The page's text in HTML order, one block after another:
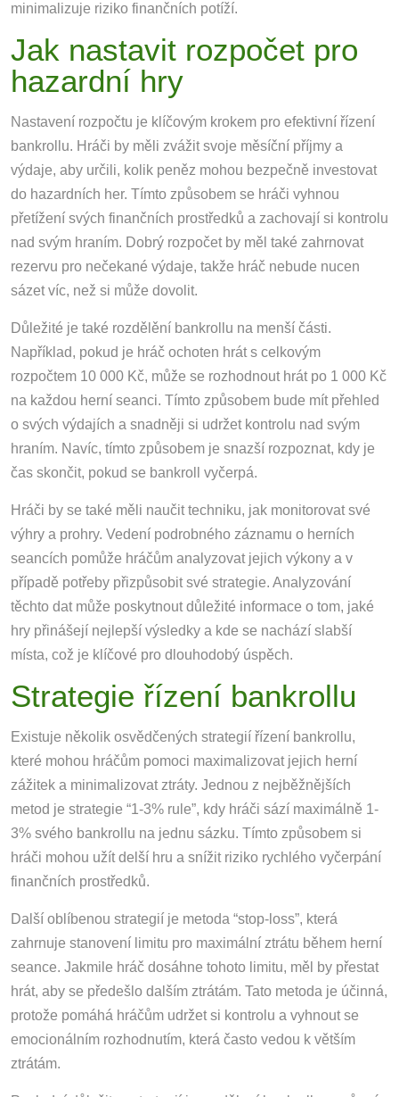
minimalizuje riziko finančních potíží.
Jak nastavit rozpočet pro
hazardní hry
Nastavení rozpočtu je klíčovým krokem pro efektivní řízení
bankrollu. Hráči by měli zvážit svoje měsíční příjmy a
výdaje, aby určili, kolik peněz mohou bezpečně investovat
do hazardních her. Tímto způsobem se hráči vyhnou
přetížení svých finančních prostředků a zachovají si kontrolu
nad svým hraním. Dobrý rozpočet by měl také zahrnovat
rezervu pro nečekané výdaje, takže hráč nebude nucen
sázet víc, než si může dovolit.
Důležité je také rozdělění bankrollu na menší části.
Například, pokud je hráč ochoten hrát s celkovým
rozpočtem 10 000 Kč, může se rozhodnout hrát po 1 000 Kč
na každou herní seanci. Tímto způsobem bude mít přehled
o svých výdajích a snadněji si udržet kontrolu nad svým
hraním. Navíc, tímto způsobem je snazší rozpoznat, kdy je
čas skončit, pokud se bankroll vyčerpá.
Hráči by se také měli naučit techniku, jak monitorovat své
výhry a prohry. Vedení podrobného záznamu o herních
seancích pomůže hráčům analyzovat jejich výkony a v
případě potřeby přizpůsobit své strategie. Analyzování
těchto dat může poskytnout důležité informace o tom, jaké
hry přinášejí nejlepší výsledky a kde se nachází slabší
místa, což je klíčové pro dlouhodobý úspěch.
Strategie řízení bankrollu
Existuje několik osvědčených strategií řízení bankrollu,
které mohou hráčům pomoci maximalizovat jejich herní
zážitek a minimalizovat ztráty. Jednou z nejběžnějších
metod je strategie “1-3% rule”, kdy hráči sází maximálně 1-
3% svého bankrollu na jednu sázku. Tímto způsobem si
hráči mohou užít delší hru a snížit riziko rychlého vyčerpání
finančních prostředků.
Další oblíbenou strategií je metoda “stop-loss”, která
zahrnuje stanovení limitu pro maximální ztrátu během herní
seance. Jakmile hráč dosáhne tohoto limitu, měl by přestat
hrát, aby se předešlo dalším ztrátám. Tato metoda je účinná,
protože pomáhá hráčům udržet si kontrolu a vyhnout se
emocionálním rozhodnutím, která často vedou k větším
ztrátám.